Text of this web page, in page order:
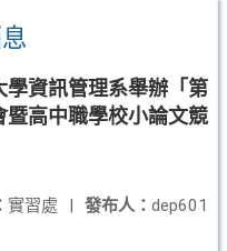
資訊管理系舉辦「第
高中職學校小論文競
發布人： dep601
實習處 |